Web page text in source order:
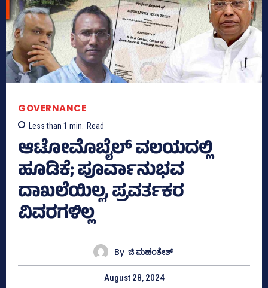
GOVERNANCE
Less than 1 min. Read
ಆಟೋಮೊಬೈಲ್‌ ವಲಯದಲ್ಲಿ
ಹೂಡಿಕೆ; ಪೂರ್ವಾನುಭವ
ದಾಖಲೆಯಿಲ್ಲ, ಪ್ರವರ್ತಕರ
ವಿವರಗಳಿಲ್ಲ
By ಜಿ ಮಹಂತೇಶ್
August 28, 2024